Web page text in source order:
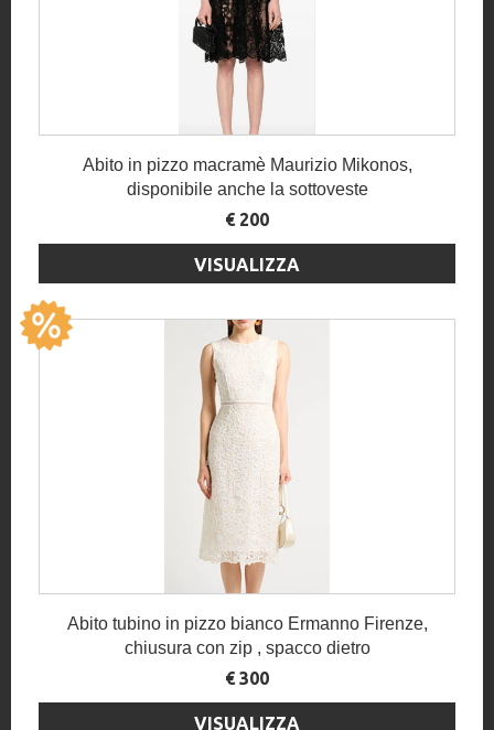
Abito in pizzo macramè Maurizio Mikonos,
disponibile anche la sottoveste
€ 200
VISUALIZZA
Abito tubino in pizzo bianco Ermanno Firenze,
chiusura con zip , spacco dietro
€ 300
VISUALIZZA